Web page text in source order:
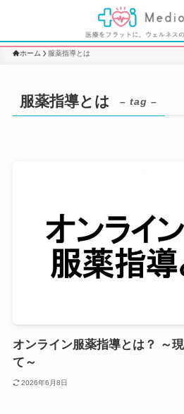
ホーム 服薬指導とは
服薬指導とは – tag –
オンライン服薬指導とは？ ～
て～
2026年6月8日